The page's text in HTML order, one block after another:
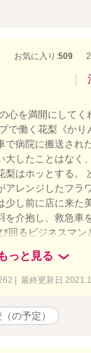
お気に入り:509
心を満開にしてく
で働く花梨《かり
で病院に搬送され
大したことはなく
梨はホッとする。
アレンジしたフラ
少し前に店に来た
を介抱し、救急車
回るビジネスマン
何やらいろいろ下
修正しまくります
もっと見る
| 最終更新日
の予定）